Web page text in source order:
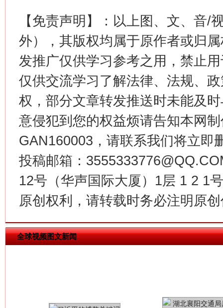
【免责声明】：以上图、文、音/
外），其版权均属于原作者或归
发推广仅供学习参考之用，禁止
仅供交流学习了解法律、法规、
权，部分文章转发推送时未能及
意侵犯到您的权益烦请告知本网
GAN160003，请联系我们将立即
投稿邮箱：
12号（华声国际大厦）1层 1 2 1
原创权利，请转载时务必注明原
全球视频图文新闻
在谋一域中谋全局